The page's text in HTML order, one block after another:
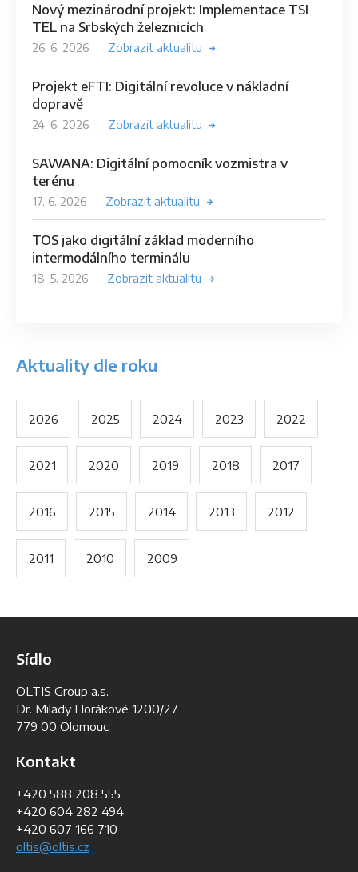
Nový mezinárodní projekt: Implementace TSI
TEL na Srbských železnicích
26. 6. 2026 Zobrazit aktualitu
Projekt eFTI: Digitální revoluce v nákladní
dopravě
24. 6. 2026 Zobrazit aktualitu
SAWANA: Digitální pomocník vozmistra v
terénu
17. 6. 2026 Zobrazit aktualitu
TOS jako digitální základ moderního
intermodálního terminálu
18. 5. 2026 Zobrazit aktualitu
Aktuality dle roku
2026 2025 2024 2023 2022
2021 2020 2019 2018 2017
2016 2015 2014 2013 2012
2011 2010 2009
Sídlo
OLTIS Group a.s.
Dr. Milady Horákové 1200/27
779 00 Olomouc
Kontakt
+420 588 208 555
+420 604 282 494
+420 607 166 710
oltis@oltis.cz